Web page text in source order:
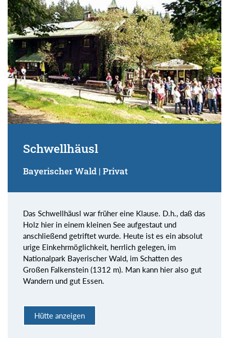
Schwellhäusl
Bayerischer Wald | Privat
Das Schwellhäusl war früher eine Klause. D.h., daß das
Holz hier in einem kleinen See aufgestaut und
anschließend getriftet wurde. Heute ist es ein absolut
urige Einkehrmöglichkeit, herrlich gelegen, im
Nationalpark Bayerischer Wald, im Schatten des
Großen Falkenstein (1312 m). Man kann hier also gut
Wandern und gut Essen.
Hütte anzeigen